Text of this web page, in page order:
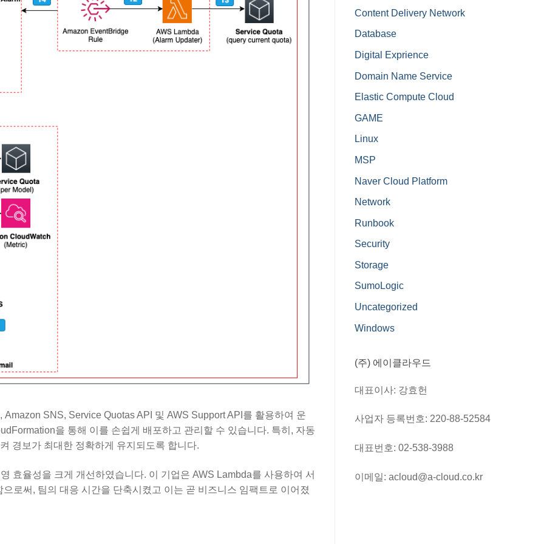
SNS, Service Quotas API 및 AWS Support API를 활용하여 운
을 통해 이를 손쉽게 배포하고 관리할 수 있습니다. 특히, 자동
경보가 최대한 정확하게 유지되도록 합니다.
효율성을 크게 개선하였습니다. 이 기업은 AWS Lambda를 사용하여 서
로써, 팀의 대응 시간을 단축시켰고 이는 곧 비즈니스 임팩트로 이어졌
Content Delivery Network
Database
Digital Exprience
Domain Name Service
Elastic Compute Cloud
GAME
Linux
MSP
Naver Cloud Platform
Network
Runbook
Security
Storage
SumoLogic
Uncategorized
Windows
(주) 에이클라우드
대표이사: 강효헌
사업자 등록번호: 220-88-52584
대표번호: 02-538-3988
이메일: acloud@a-cloud.co.kr